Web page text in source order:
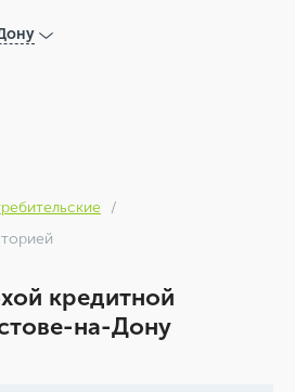
кредитной
на-Дону